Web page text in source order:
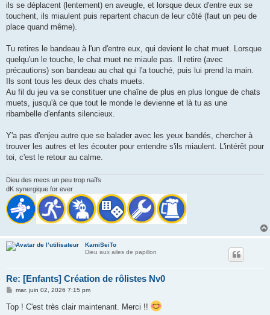
a
g
ils se déplacent (lentement) en aveugle, et lorsque deux d'entre eux se
touchent, ils miaulent puis repartent chacun de leur côté (faut un peu de
place quand même).
Tu retires le bandeau à l'un d'entre eux, qui devient le chat muet. Lorsque
quelqu'un le touche, le chat muet ne miaule pas. Il retire (avec
précautions) son bandeau au chat qui l'a touché, puis lui prend la main.
Ils sont tous les deux des chats muets.
Au fil du jeu va se constituer une chaîne de plus en plus longue de chats
muets, jusqu'à ce que tout le monde le devienne et là tu as une
ribambelle d'enfants silencieux.
Y'a pas d'enjeu autre que se balader avec les yeux bandés, chercher à
trouver les autres et les écouter pour entendre s'ils miaulent. L'intérêt pour
toi, c'est le retour au calme.
Dieu des mecs un peu trop naïfs
dK synergique for ever
KamiSeiTo
Dieu aux ailes de papillon
Re: [Enfants] Création de rôlistes Nv0
M
s
s
mar. juin 02, 2026 7:15 pm
Top ! C'est très clair maintenant. Merci !!